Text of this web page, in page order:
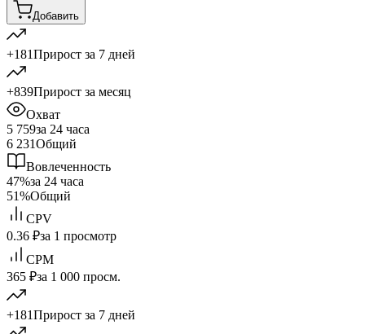
Добавить
+181Прирост за 7 дней
+839Прирост за месяц
Охват
5 759за 24 часа
6 231Общий
Вовлеченность
47%за 24 часа
51%Общий
CPV
0.36 ₽за 1 просмотр
CPM
365 ₽за 1 000 просм.
+181Прирост за 7 дней